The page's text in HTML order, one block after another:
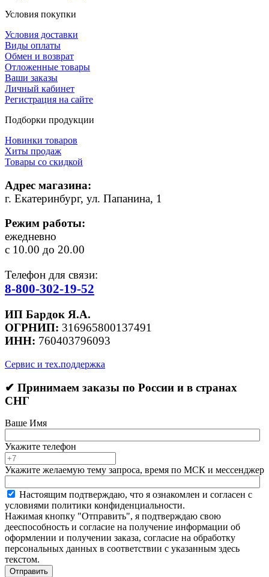
Условия покупки
Условия доставки
Виды оплаты
Обмен и возврат
Отложенные товары
Ваши заказы
Личный кабинет
Регистрация на сайте
Подборки продукции
Новинки товаров
Хиты продаж
Товары со скидкой
Адрес магазина:
г. Екатеринбург, ул. Папанина, 1
Режим работы:
ежедневно
с 10.00 до 20.00
Телефон для связи:
8-800-302-19-52
ИП Бардок Я.А.
ОГРНИП: 316965800137491
ИНН: 760403796093
Сервис и тех.поддержка
✔ Принимаем заказы по России и в странах
СНГ
Ваше Имя
Укажите телефон
Укажите желаемую тему запроса, время по МСК и мессенджер
Настоящим подтверждаю, что я ознакомлен и согласен с
условиями политики конфиденциальности.
Нажимая кнопку "Отправить", я подтверждаю свою
дееспособность и согласие на получение информации об
оформлении и получении заказа, согласие на обработку
персональных данных в соответствии с указанным здесь
текстом.
Отправить